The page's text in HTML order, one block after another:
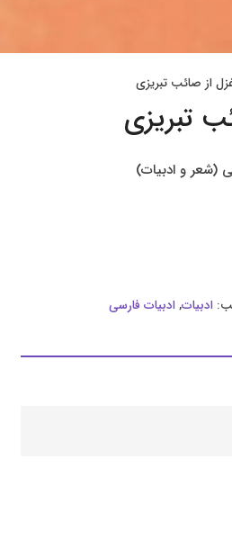
از صائب تبریزی
تبریزی
(شعر و ادبیات)
ادبیات, ادبیات فارسی